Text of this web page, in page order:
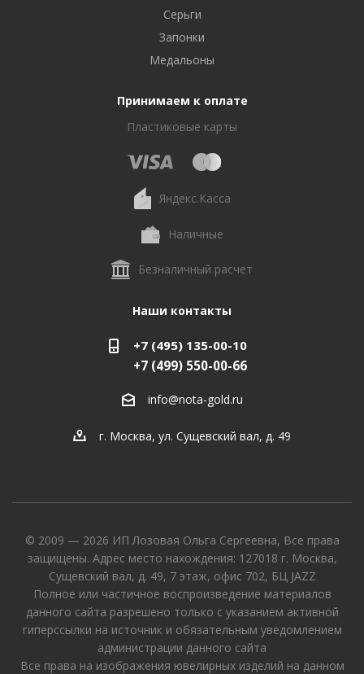
Серьги
Запонки
Медальоны
Принимаем к оплате
Пластиковые карты
Яндекс.Касса
Наличные
Безналичный расчет
Наши контакты
+7 (495) 135-00-10
+7 (499) 550-00-66
info@nota-gold.ru
г. Москва, ул. Сущевский вал, д. 49
© 2009 — 2026 ИП Лозовая Ольга Сергеевна, Все права
защищены. Адрес место нахождения: 127018 г. Москва,
Сущевский вал, д. 49, 7 этаж, офис 702, БЦ JAZZ
Полное или частичное воспроизведение материалов
данного сайта разрешено только с указанием активной
гиперссылки на источник и обязательным уведомлением
администрации данного сайта
Все права на изображения ювелирных изделий на данном